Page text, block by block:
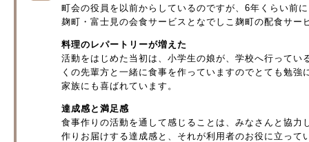
町会の役員を以前からしているのですが、6年くらい前
麹町・富士見の会食サービスとなでしこ麹町の配食サー
料理のレパートリーが増えた
活動をはじめた当初は、小学生の娘が、学校へ行って
くの先輩方と一緒に食事を作っていますのでとても勉
家族にも喜ばれています。
達成感と満足感
食事作りの活動を通して感じることは、みなさんと協
作りお届けする達成感と、それが利用者のお役に立って